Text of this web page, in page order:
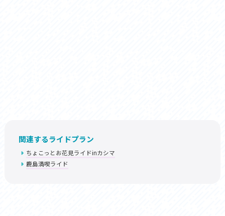
関連するライドプラン
ちょこっとお花見ライドinカシマ
鹿島満喫ライド